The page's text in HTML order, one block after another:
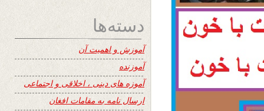
دسته‌ها
آموزش و اهمیت آن
آموزنده
آموزه های دینی ، اخلاقی و اجتماعی
ارسال نامه به مقامات افغان